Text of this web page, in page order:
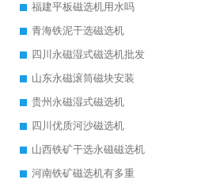
福建平板磁选机用水吗
青海铁泥干选磁选机
四川永磁湿式磁选机批发
山东永磁滚筒磁块安装
贵州永磁湿式磁选机
四川优质河沙磁选机
山西铁矿干选永磁磁选机
河南铁矿磁选机有多重